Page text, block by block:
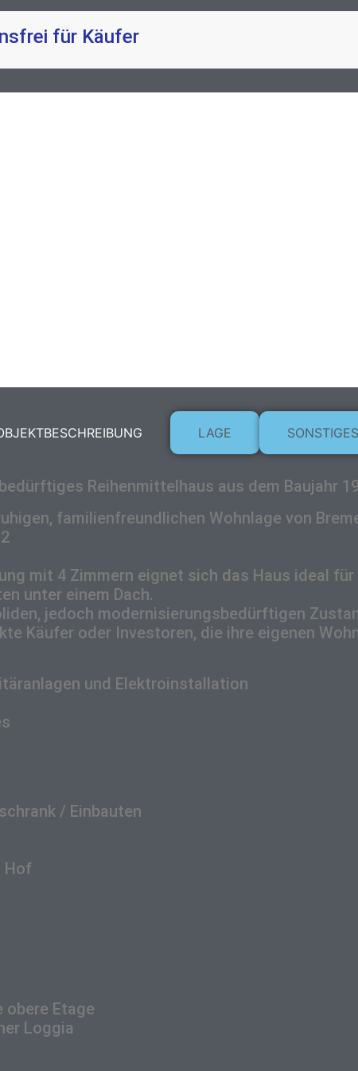
für Käufer
LAGE SONSTIGES
Reihenmittelhaus aus dem Baujahr
familienfreundlichen Wohnlage von
mit 4 Zimmern eignet sich das Haus ideal
unter einem Dach.
jedoch modernisierungsbedürftigen
Käufer oder Investoren, die ihre eigenen
und Elektroinstallation
/ Einbauten
Hof
obere Etage
Loggia